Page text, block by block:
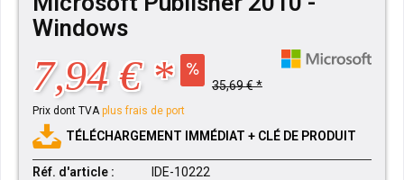
Windows
7,94 € * 35,69 € *
Prix dont TVAplus frais de port
TÉLÉCHARGEMENT IMMÉDIAT + CLÉ DE PRODUIT
Réf. d'article :
IDE-10222